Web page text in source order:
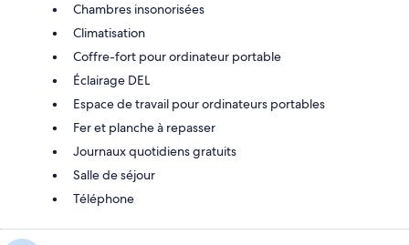
Chambres insonorisées
Climatisation
Coffre-fort pour ordinateur portable
Éclairage DEL
Espace de travail pour ordinateurs portables
Fer et planche à repasser
Journaux quotidiens gratuits
Salle de séjour
Téléphone